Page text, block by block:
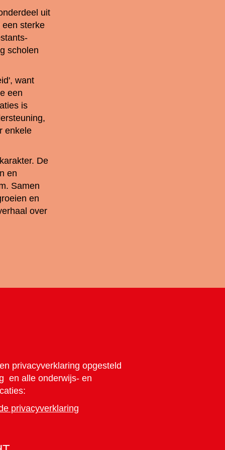
uit
sterke
scholen
want
een
is
enkele
De
en
Samen
en
over
privacyverklaring opgesteld
en alle onderwijs- en
privacyverklaring